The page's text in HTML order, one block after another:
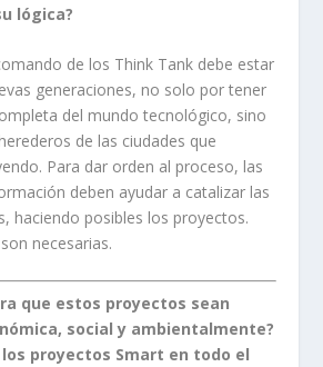
lógica?
de los Think Tank debe estar
generaciones, no solo por tener
del mundo tecnológico, sino
de las ciudades que
Para dar orden al proceso, las
deben ayudar a catalizar las
haciendo posibles los proyectos.
necesarias.
que estos proyectos sean
social y ambientalmente?
proyectos Smart en todo el